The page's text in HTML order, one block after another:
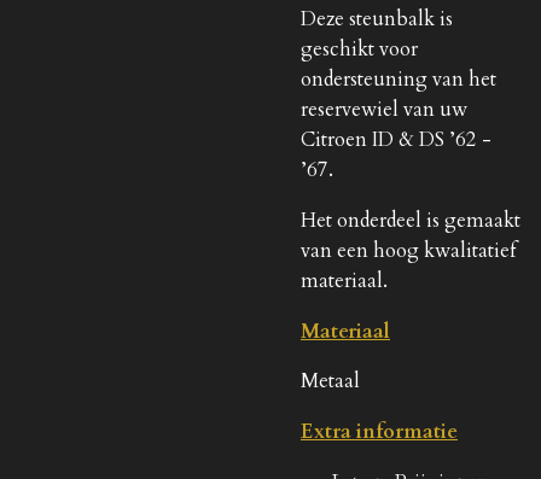
Deze steunbalk is
geschikt voor
ondersteuning van het
reservewiel van uw
Citroen ID & DS ’62 -
’67.
Het onderdeel is gemaakt
van een hoog kwalitatief
materiaal.
Materiaal
Metaal
Extra informatie